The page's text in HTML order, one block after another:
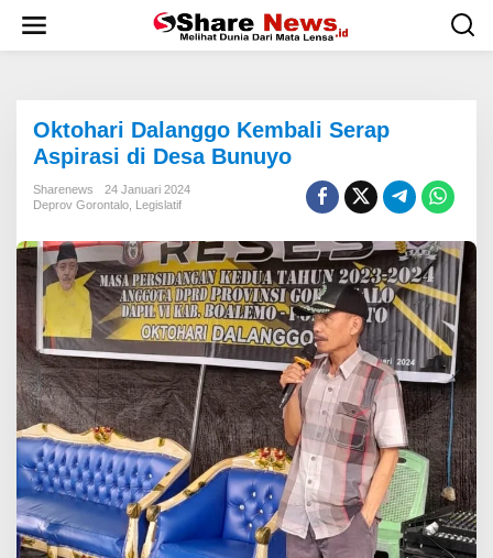
w
Oktohari Dalanggo Kembali Serap
Aspirasi di Desa Bunuyo
Sharenews
24 Januari 2024
Deprov Gorontalo Legislatif